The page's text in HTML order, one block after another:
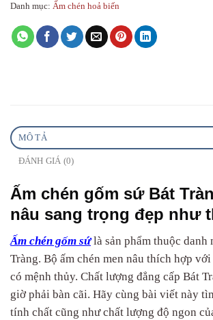
Danh mục: Ấm chén hoả biến
MÔ TẢ
ĐÁNH GIÁ (0)
Ấm chén gốm sứ Bát
nâu sang trọng đẹp như
Ấm chén gốm sứlà sản phẩm thuộc danh
Tràng. Bộ ấm chén men nâu thích hợp
có mệnh thủy. Chất lượng đẳng cấp Bát
giờ phải bàn cãi. Hãy cùng bài viết này
tính chất cũng như chất lượng độ ngon